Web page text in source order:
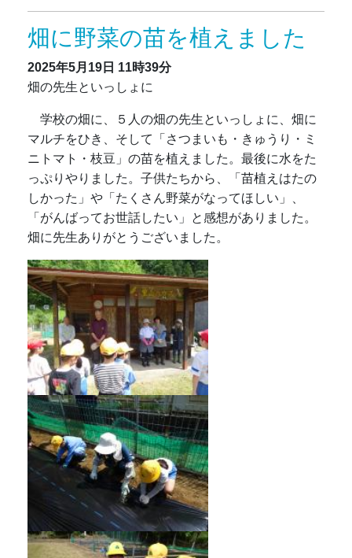
畑に野菜の苗を植えました
2025年5月19日 11時39分
畑の先生といっしょに
学校の畑に、５人の畑の先生といっしょに、畑に
マルチをひき、そして「さつまいも・きゅうり・ミ
ニトマト・枝豆」の苗を植えました。最後に水をた
っぷりやりました。子供たちから、「苗植えはたの
しかった」や「たくさん野菜がなってほしい」、
「がんばってお世話したい」と感想がありました。
畑に先生ありがとうございました。